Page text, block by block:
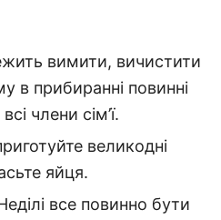
вимити, вичистити
в прибиранні повинні
члени сім’ї.
великодні
яйця.
все повинно бути